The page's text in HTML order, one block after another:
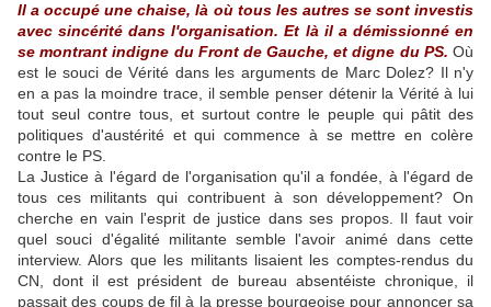
Il a occupé une chaise, là où tous les autres se sont investis
avec sincérité dans l'organisation. Et là il a démissionné en
se montrant indigne du Front de Gauche, et digne du PS. Où
est le souci de Vérité dans les arguments de Marc Dolez? Il n'y
en a pas la moindre trace, il semble penser détenir la Vérité à lui
tout seul contre tous, et surtout contre le peuple qui pâtit des
politiques d'austérité et qui commence à se mettre en colère
contre le PS.
La Justice à l'égard de l'organisation qu'il a fondée, à l'égard de
tous ces militants qui contribuent à son développement? On
cherche en vain l'esprit de justice dans ses propos. Il faut voir
quel souci d'égalité militante semble l'avoir animé dans cette
interview. Alors que les militants lisaient les comptes-rendus du
CN, dont il est président de bureau absentéiste chronique, il
passait des coups de fil à la presse bourgeoise pour annoncer sa